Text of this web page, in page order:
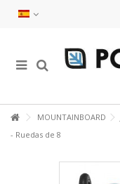
MOUNTAINBOARD
- Ruedas de 8